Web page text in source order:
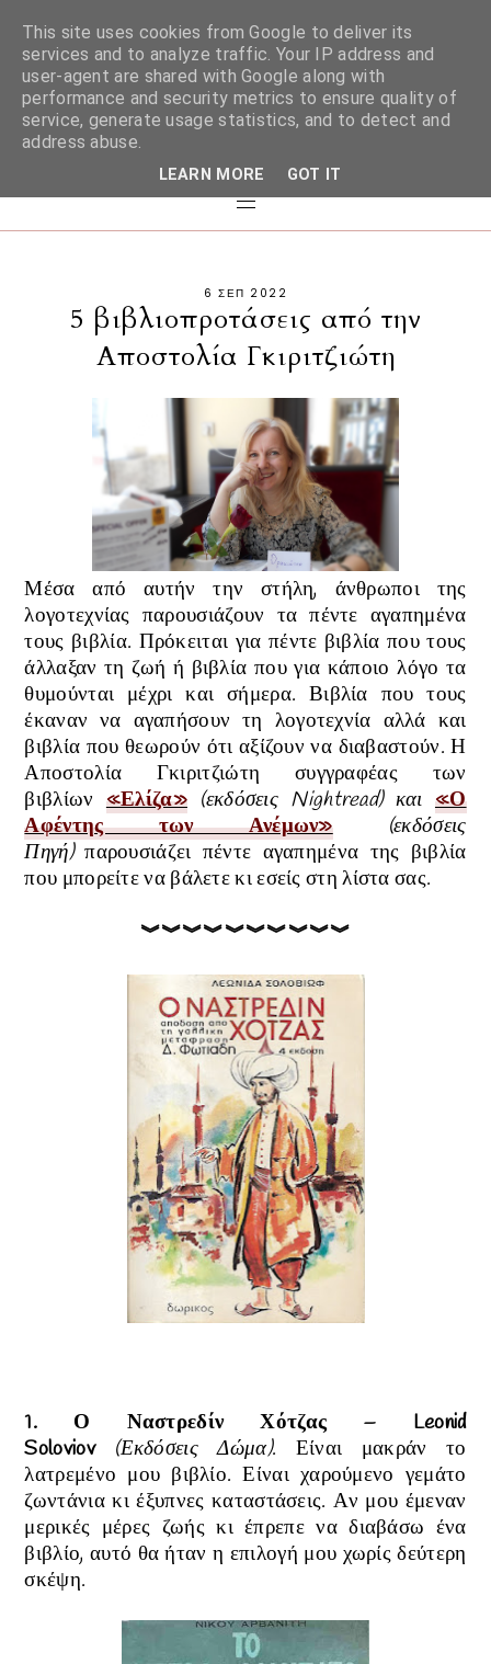
6 ΣΕΠ 2022
5 βιβλιοπροτάσεις από την
Αποστολία Γκιριτζιώτη
Μέσα από αυτήν την στήλη, άνθρωποι της
λογοτεχνίας παρουσιάζουν τα πέντε αγαπημένα
τους βιβλία. Πρόκειται για πέντε βιβλία που τους
άλλαξαν τη ζωή ή βιβλία που για κάποιο λόγο τα
θυμούνται μέχρι και σήμερα. Βιβλία που τους
έκαναν να αγαπήσουν τη λογοτεχνία αλλά και
βιβλία που θεωρούν ότι αξίζουν να διαβαστούν. Η
Αποστολία Γκιριτζιώτη συγγραφέας των
βιβλίων «Ελίζα» (εκδόσεις Nightread) και «Ο
Αφέντης των Ανέμων»
(εκδόσεις
Πηγή)παρουσιάζει πέντε αγαπημένα της βιβλία
που μπορείτε να βάλετε κι εσείς στη λίστα σας.
︾︾︾︾︾︾︾︾︾︾
1. Ο ΝαστρεδίνΧότζας – Leonid
Soloviov
(Εκδόσεις Δώμα).
Είναι μακράν το
λατρεμένο μου βιβλίο. Είναι χαρούμενο γεμάτο
ζωντάνια κι έξυπνες καταστάσεις. Αν μου έμεναν
μερικές μέρες ζωής κι έπρεπε να διαβάσω ένα
βιβλίο, αυτό θα ήταν η επιλογή μου χωρίς δεύτερη
σκέψη.
This site uses cookies from Google to deliver its
services and to analyze traffic. Your IP address and
user-agent are shared with Google along with
performance and security metrics to ensure quality of
service, generate usage statistics, and to detect and
address abuse.
LEARN MORE GOT IT